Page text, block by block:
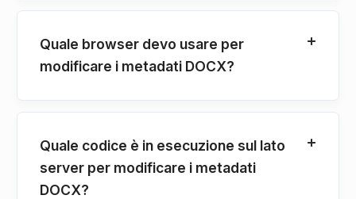
Quale browser devo usare per
modificare i metadati DOCX?
Quale codice è in esecuzione sul lato
server per modificare i metadati
DOCX?